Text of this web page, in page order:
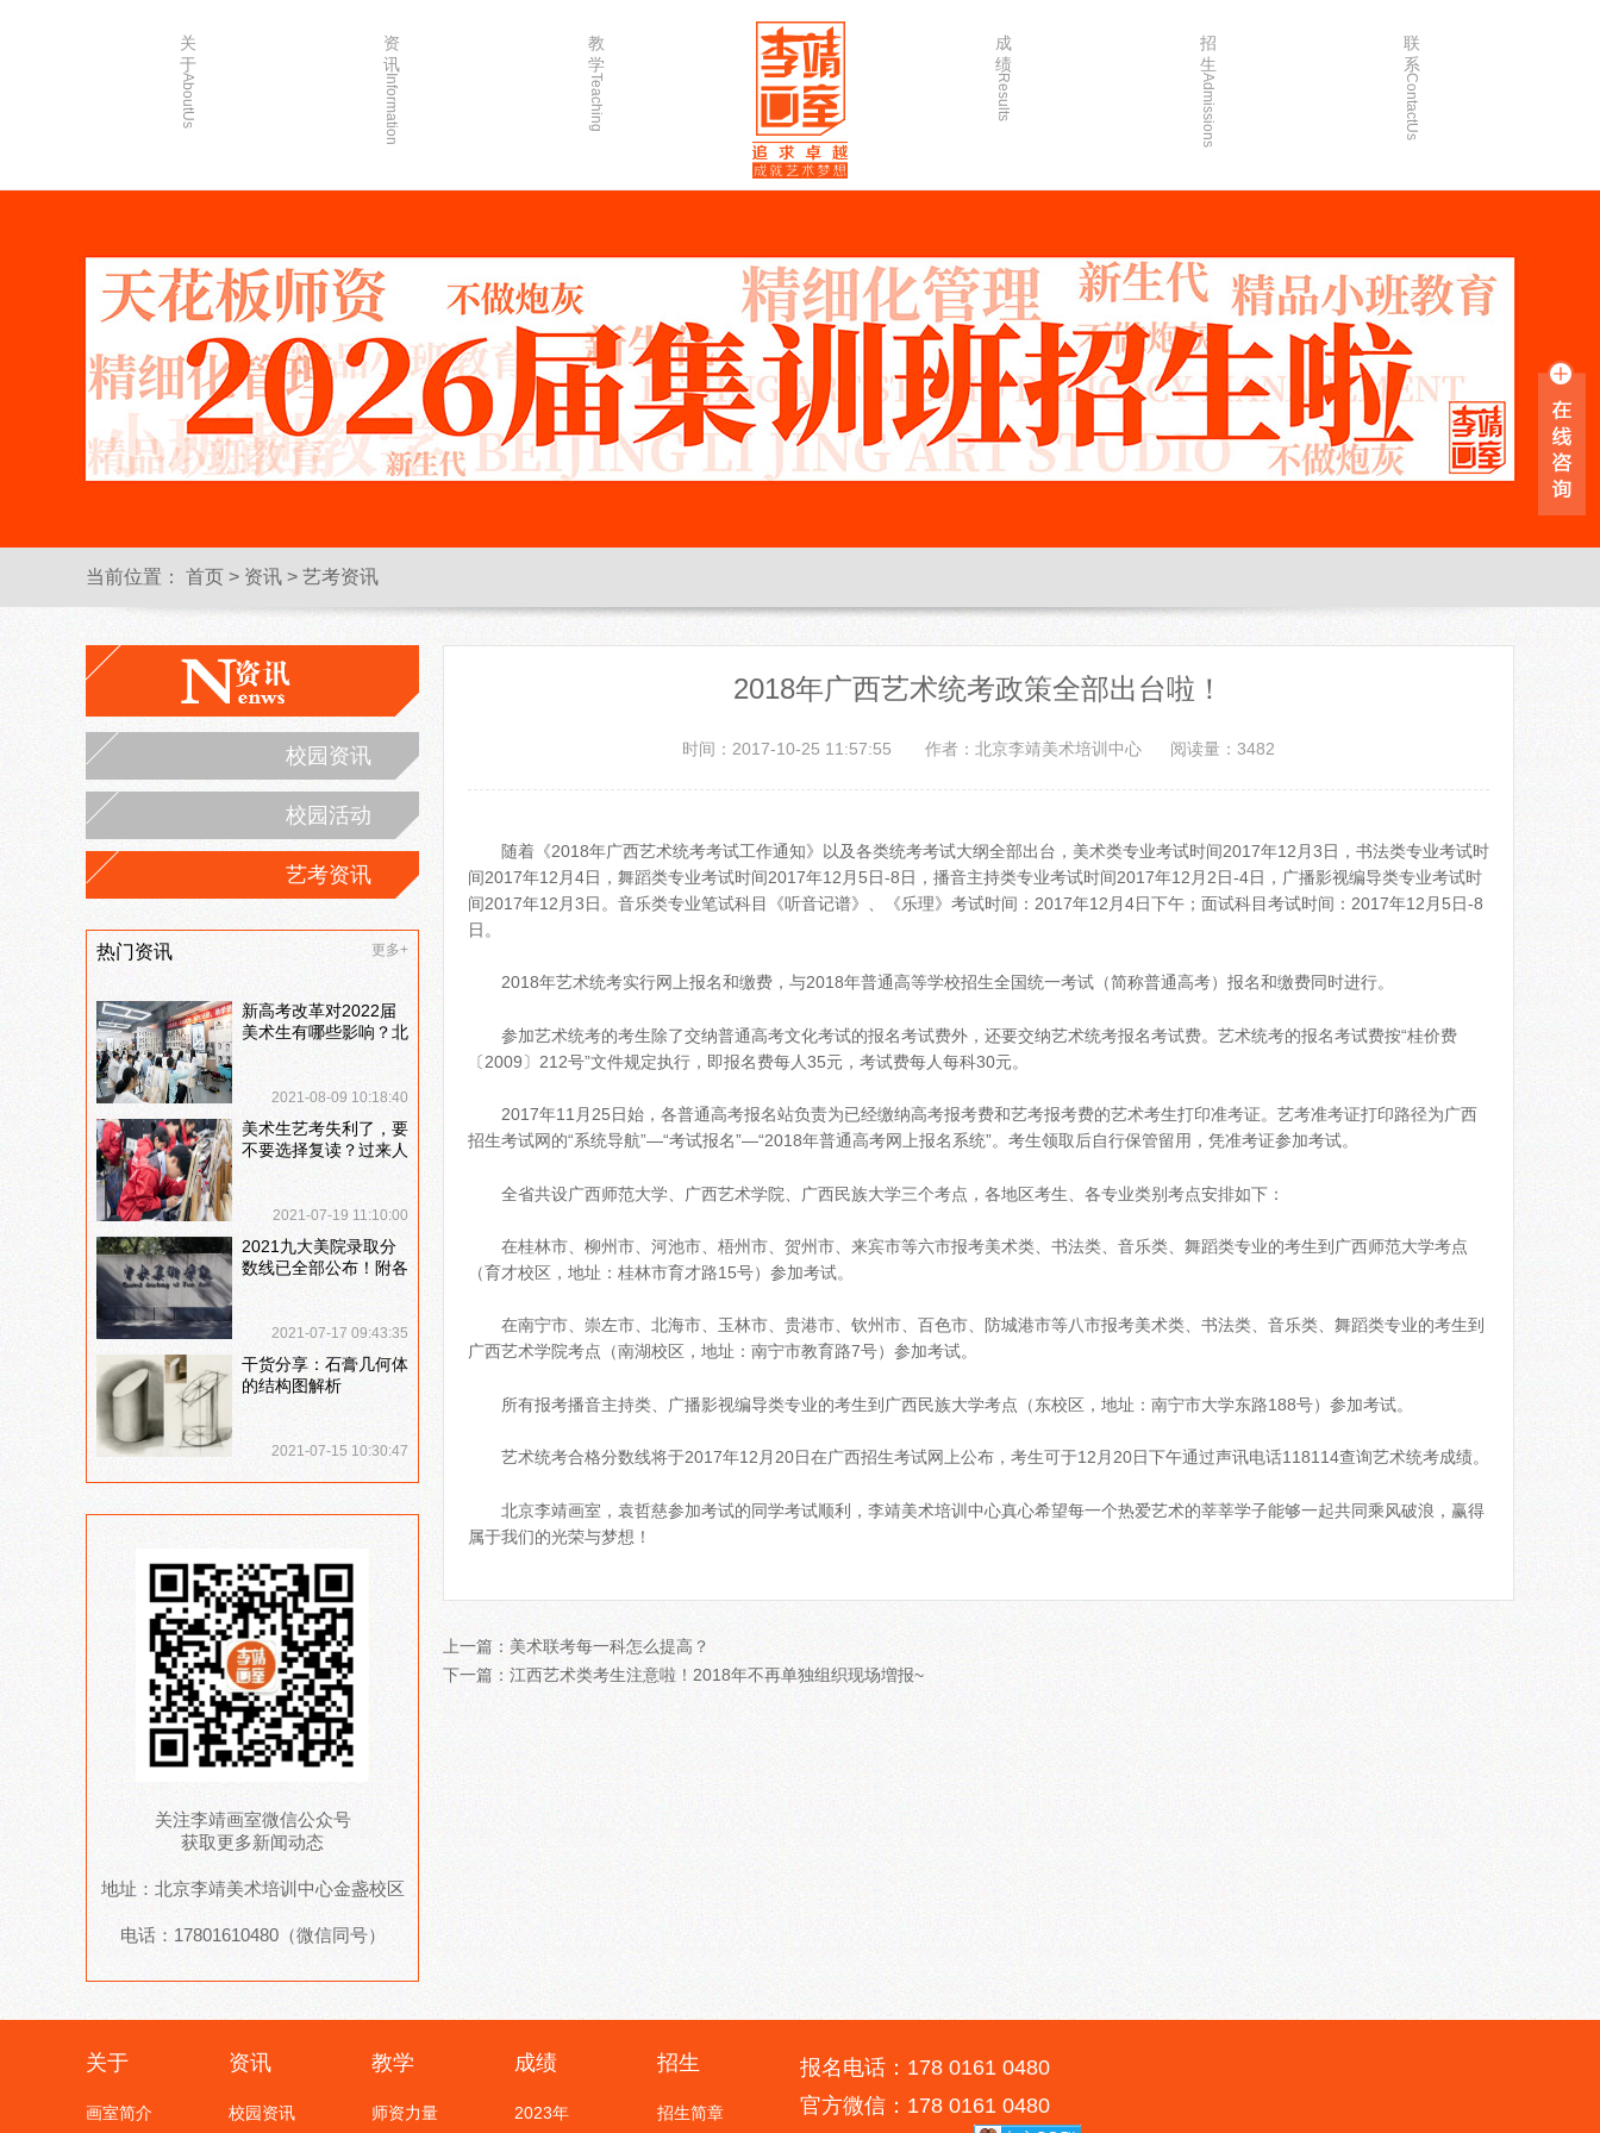
关
于
AboutUs
校园环境
创始人介绍
资
讯
Information
艺考资讯
教
学
Teaching
作品欣赏
出版书籍
成
绩
Results
2021年
2020年
招
生
Admissions
在线报名
家长沟通
入学指南
联
系
ContactUs
当前位置： 首页 > 资讯 > 艺考资讯
校园资讯
校园活动
艺考资讯
热门资讯 更多+
新高考改革对2022届
美术生有哪些影响？北
2021-08-09 10:18:40
美术生艺考失利了，要
不要选择复读？过来人
2021-07-19 11:10:00
2021九大美院录取分
数线已全部公布！附各
2021-07-17 09:43:35
干货分享：石膏几何体
的结构图解析
2021-07-15 10:30:47
关注李靖画室微信公众号
获取更多新闻动态
地址：北京李靖美术培训中心金盏校区
电话：17801610480（微信同号）
2018年广西艺术统考政策全部出台啦！
时间：2017-10-25 11:57:55 作者：北京李靖美术培训中心 阅读量：3482
随着《2018年广西艺术统考考试工作通知》
以及各类统考考试大纲全部出台，美术类专业考试时间2017年12月3日，书法类专业考试时
间2017年12月4日，舞蹈类专业考试时间2017年12月5日-8日，播音主持类专业考试时间2017年12月2日-4日，广播影视编导类专业考试时
间2017年12月3日。音乐类专业笔试科目《听音记谱》、《乐理》考试时间：2017年12月4日下午；面试科目考试时间：2017年12月5日-8
日。
2018年艺术统考实行网上报名和缴费，与2018年普通高等学校招生全国统一考试（简称普通高考）报名和缴费同时进行。
参加艺术统考的考生除了交纳普通高考文化考试的报名考试费外，还要交纳艺术统考报名考试费。艺术统考的报名考试费按“桂价费
〔2009〕212号”文件规定执行，即报名费每人35元，考试费每人每科30元。
2017年11月25日始，各普通高考报名站负责为已经缴纳高考报考费和艺考报考费的艺术考生打印准考证。艺考准考证打印路径为广西
招生考试网的“系统导航”—“考试报名”—“2018年普通高考网上报名系统”。考生领取后自行保管留用，凭准考证参加考试。
全省共设广西师范大学、 广西艺术学院、 广西民族大学三个考点，各地区考生、各专业类别考点安排如下：
在桂林市、柳州市、河池市、梧州市、贺州市、来宾市等六市报考美术类、书法类、音乐类、舞蹈类专业的考生到广西师范大学考点
（育才校区，地址：桂林市育才路15号）参加考试。
在南宁市、崇左市、北海市、玉林市、贵港市、钦州市、百色市、防城港市等八市报考美术类、书法类、音乐类、舞蹈类专业的考生到
广西艺术学院考点（南湖校区，地址：南宁市教育路7号）参加考试。
所有报考播音主持类、广播影视编导类专业的考生到广西民族大学考点（东校区，地址：南宁市大学东路188号）参加考试。
艺术统考合格分数线将于2017年12月20日在广西招生考试网上公布，考生可于12月20日下午通过声讯电话118114查询艺术统考成绩。
北京李靖画室，袁哲慈参加考试的同学考试顺利，李靖美术培训中心真心希望每一个热爱艺术的莘莘学子能够一起共同乘风破浪，赢得
属于我们的光荣与梦想！
上一篇： 美术联考每一科怎么提高？
下一篇： 江西艺术类考生注意啦！2018年不再单独组织现场増报~
关于
画室简介
资讯
校园资讯
教学
师资力量
成绩
2023年
招生
招生简章
报名电话：178 0161 0480
官方微信：178 0161 0480